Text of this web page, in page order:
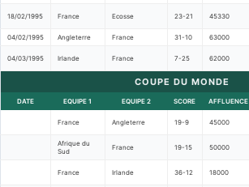
18/02/1995 France Ecosse 23-21 45330
04/02/1995 Angleterre France 31-10 63000
04/03/1995 Irlande France 7-25 62000
COUPE DU MONDE
DATE EQUIPE 1 EQUIPE 2 SCORE AFFLUENCE
France Angleterre 19-9 45000
Afrique du
Sud
France 19-15 50000
France Irlande 36-12 18000